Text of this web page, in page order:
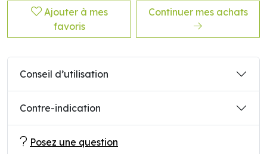
Ajouter à mes
favoris
Continuer mes achats
Conseil d’utilisation
Contre-indication
Posez une question